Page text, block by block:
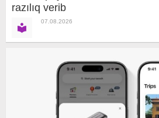
razılıq verib
07.08.2026